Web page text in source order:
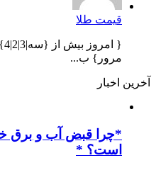
قیمت طلا
مرور} ب...
آخرین اخبار
است؟ *